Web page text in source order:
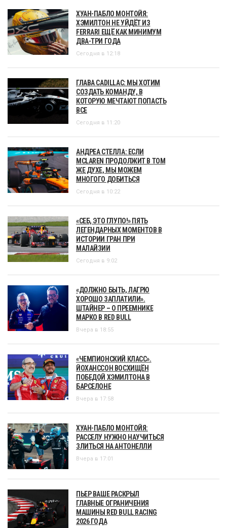
ХУАН-ПАБЛО МОНТОЙЯ:
ХЭМИЛТОН НЕ УЙДЁТ ИЗ
FERRARI ЕЩЁ КАК МИНИМУМ
ДВА-ТРИ ГОДА
Сегодня в 12:18
ГЛАВА CADILLAC: МЫ ХОТИМ
СОЗДАТЬ КОМАНДУ, В
КОТОРУЮ МЕЧТАЮТ ПОПАСТЬ
ВСЕ
Сегодня в 11:20
АНДРЕА СТЕЛЛА: ЕСЛИ
MCLAREN ПРОДОЛЖИТ В ТОМ
ЖЕ ДУХЕ, МЫ МОЖЕМ
МНОГОГО ДОБИТЬСЯ
Сегодня в 10:22
«СЕБ, ЭТО ГЛУПО!» ПЯТЬ
ЛЕГЕНДАРНЫХ МОМЕНТОВ В
ИСТОРИИ ГРАН ПРИ
МАЛАЙЗИИ
Сегодня в 9:02
«ДОЛЖНО БЫТЬ, ЛАГРЮ
ХОРОШО ЗАПЛАТИЛИ».
ШТАЙНЕР – О ПРЕЕМНИКЕ
МАРКО В RED BULL
Вчера в 18:55
«ЧЕМПИОНСКИЙ КЛАСС».
ЙОХАНССОН ВОСХИЩЁН
ПОБЕДОЙ ХЭМИЛТОНА В
БАРСЕЛОНЕ
Вчера в 17:58
ХУАН-ПАБЛО МОНТОЙЯ:
РАССЕЛУ НУЖНО НАУЧИТЬСЯ
ЗЛИТЬСЯ НА АНТОНЕЛЛИ
Вчера в 17:01
ПЬЕР ВАШЕ РАСКРЫЛ
ГЛАВНЫЕ ОГРАНИЧЕНИЯ
МАШИНЫ RED BULL RACING
2026 ГОДА